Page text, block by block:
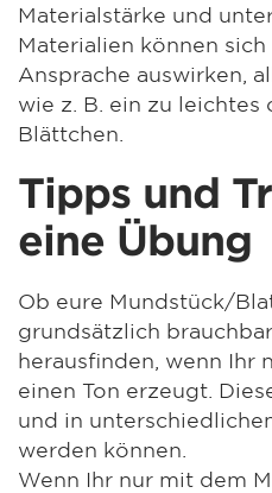
Materialstärke und
Materialien können
Ansprache auswirken,
wie z. B. ein zu leichtes
Blättchen.
Tipps und
eine Übung
Ob eure Mundstück/
grundsätzlich
herausfinden, wenn Ihr
einen Ton erzeugt.
und in
werden können.
Wenn Ihr nur mit dem